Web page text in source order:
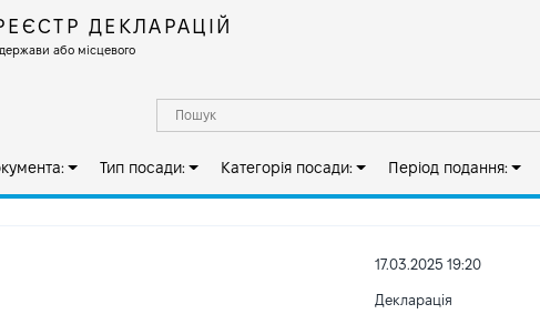
ДЕКЛАРАЦІЙ
або місцевого
Тип посади: Категорія посади: Період подання:
17.03.2025 19:20
Декларація